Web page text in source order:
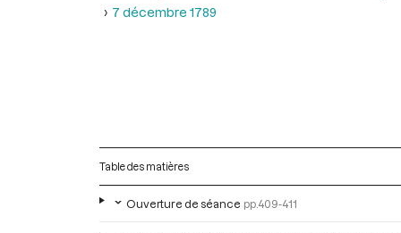
7 décembre 1789
Table des matières
Ouverture de séance pp.409-411